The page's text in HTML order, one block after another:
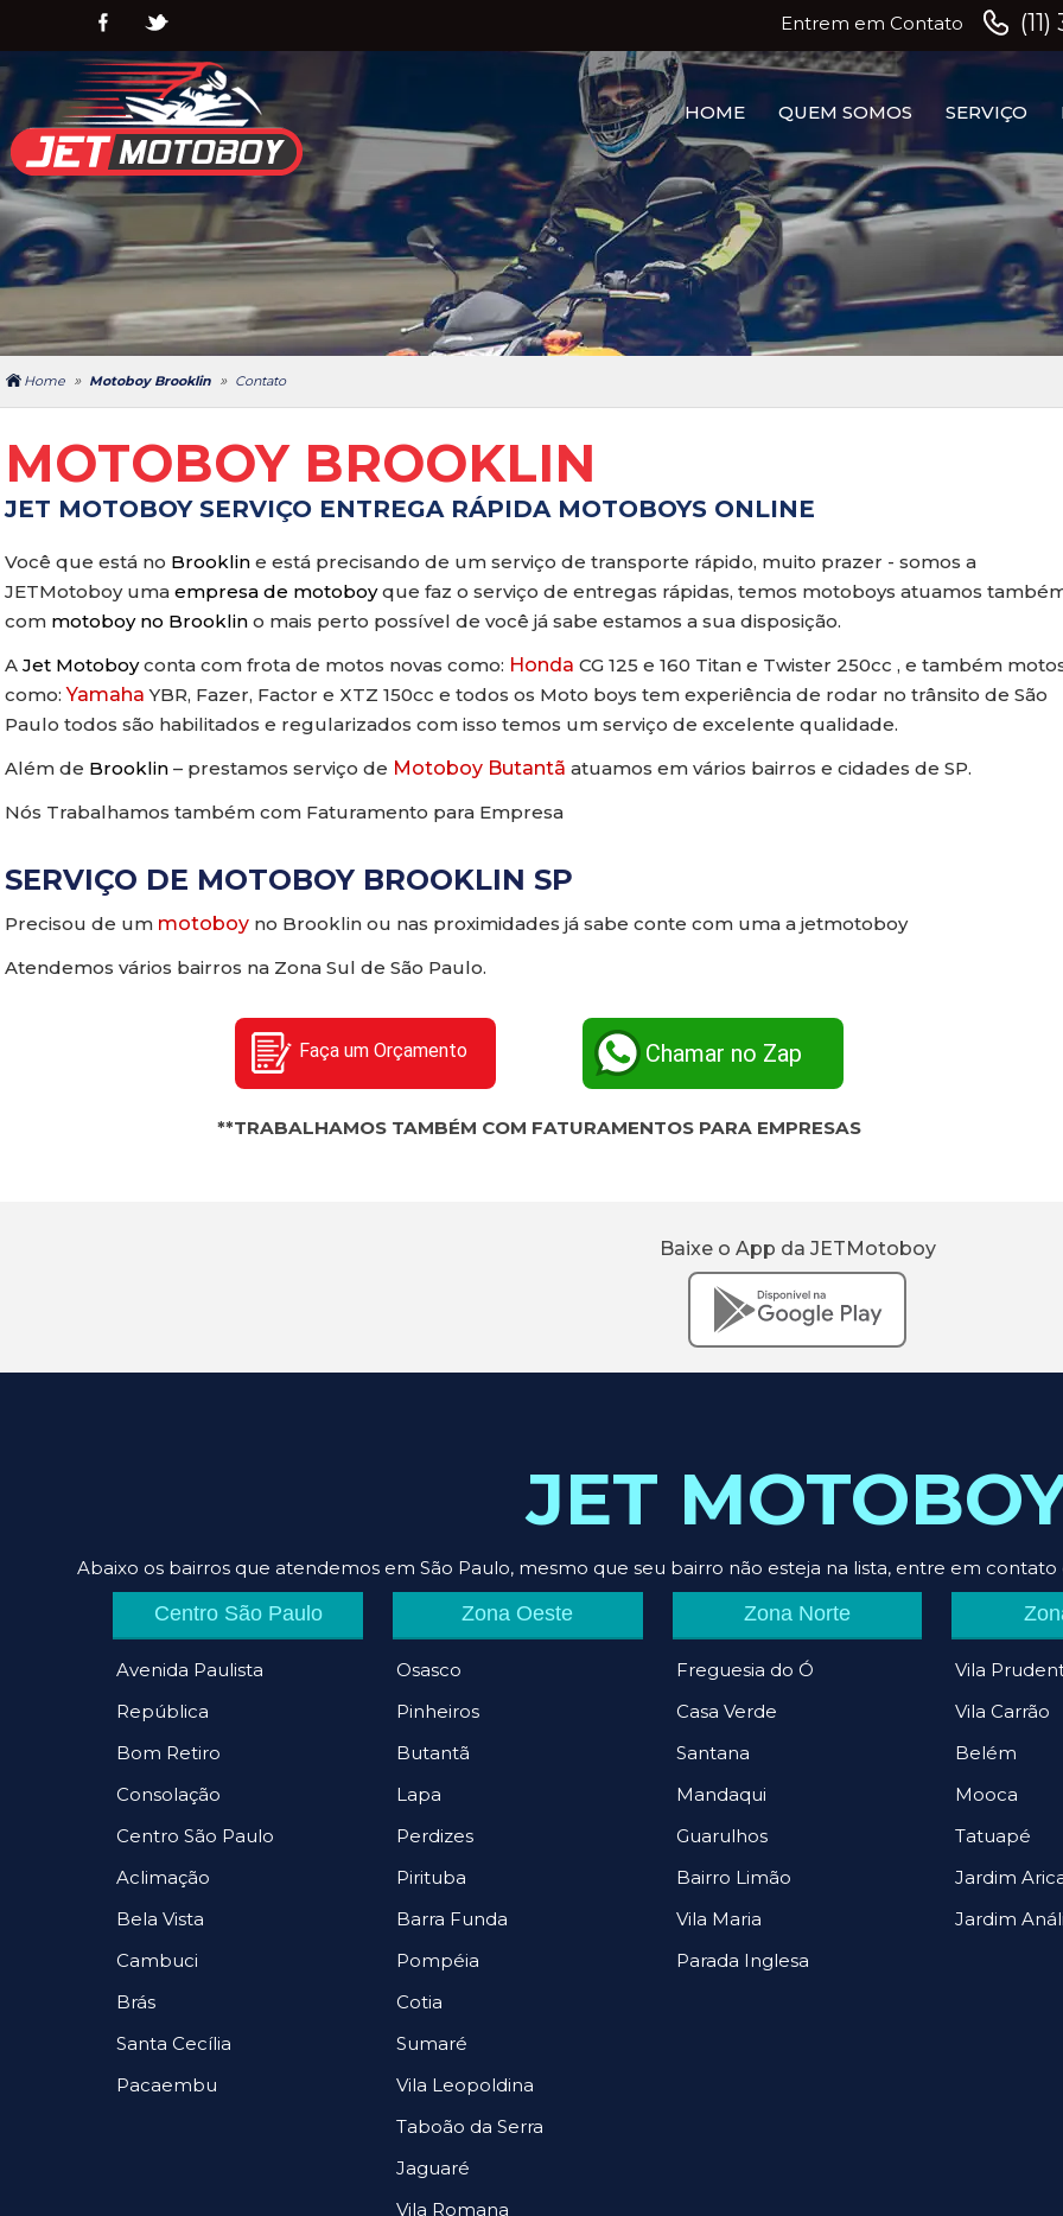
Entrem em Contato
HOME QUEM SOMOS SERVIÇO
Home » Motoboy Brooklin » Contato
MOTOBOY BROOKLIN
JET MOTOBOY SERVIÇO ENTREGA RÁPIDA MOTOBOYS ONLINE
Você que está no Brooklin e está precisando de um serviço de transporte rápido, muito prazer - somos a
JETMotoboy uma empresa de motoboyque faz o serviço de entregas rápidas, temos motoboys atuamos
com motoboy no Brooklin o mais perto possível de você já sabe estamos a sua disposição.
A Jet Motoboyconta com frota de motos novas como: Honda CG 125 e 160 Titan e Twister 250cc , e também
como:Yamaha YBR, Fazer, Factor e XTZ 150cc e todos os Moto boys tem experiência de rodar no trânsito de São
Paulo todos são habilitados e regularizados com isso temos um serviço de excelente qualidade.
Além de Brooklin – prestamos serviço de Motoboy Butantã atuamos em vários bairros e cidades de SP.
Nós Trabalhamos também com Faturamento para Empresa
SERVIÇO DE MOTOBOY BROOKLIN SP
Precisou de um motoboy no Brooklin ou nas proximidades já sabe conte com uma a jetmotoboy
Atendemos vários bairros na Zona Sul de São Paulo.
Faça um Orçamento Chamar no Zap
**TRABALHAMOS TAMBÉM COM FATURAMENTOS PARA EMPRESAS
Baixe o App da JETMotoboy
JET
Abaixo os bairros que atendemos em São Paulo, mesmo que seu bairro não esteja na lista, entre em
Centro São Paulo
Avenida Paulista
República
Bom Retiro
Consolação
Centro São Paulo
Aclimação
Bela Vista
Cambuci
Brás
Santa Cecília
Pacaembu
Zona Oeste
Osasco
Pinheiros
Butantã
Lapa
Perdizes
Pirituba
Barra Funda
Pompéia
Cotia
Sumaré
Vila Leopoldina
Taboão da Serra
Jaguaré
Vila Romana
Zona Norte
Freguesia do Ó
Casa Verde
Santana
Mandaqui
Guarulhos
Bairro Limão
Vila Maria
Parada Inglesa
Vila
Vila Carrão
Belém
Mooca
Tatuapé
Jardim
Jardim